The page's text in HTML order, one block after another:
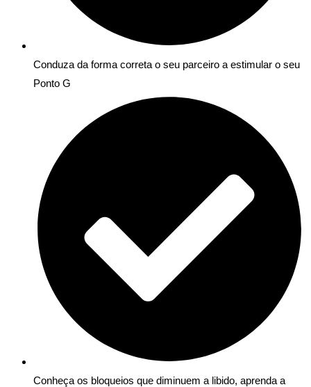
Conduza da forma correta o seu parceiro a estimular o seu
Ponto G
Conheça os bloqueios que diminuem a libido, aprenda a